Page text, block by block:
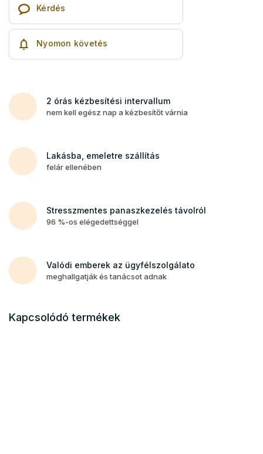
Kérdés
Nyomon követés
2 órás kézbesítési intervallum
nem kell egész nap a kézbesítőt várnia
Lakásba, emeletre szállítás
felár ellenében
Stresszmentes panaszkezelés távolról
96 %-os elégedettséggel
Valódi emberek az ügyfélszolgálato
meghallgatják és tanácsot adnak
Kapcsolódó termékek